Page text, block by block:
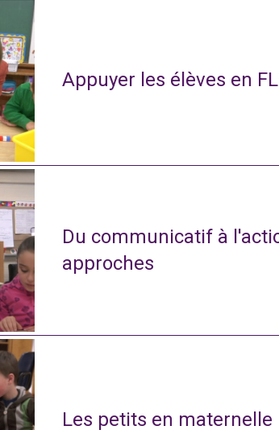
Appuyer les élèves en
Du communicatif à
approches
Les petits en maternelle